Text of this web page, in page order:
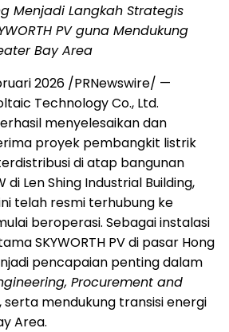
Menjadi Langkah Strategis
PV guna Mendukung
Bay Area
2026 /PRNewswire/ —
Technology Co., Ltd.
menyelesaikan dan
proyek pembangkit listrik
di atap bangunan
Len Shing Industrial Building,
telah resmi terhubung ke
beroperasi. Sebagai instalasi
SKYWORTH PV di pasar Hong
pencapaian penting dalam
Procurement and
serta mendukung transisi energi
Area.